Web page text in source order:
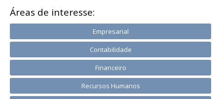
Áreas de interesse:
Empresarial
Contabilidade
Financeiro
Recursos Humanos